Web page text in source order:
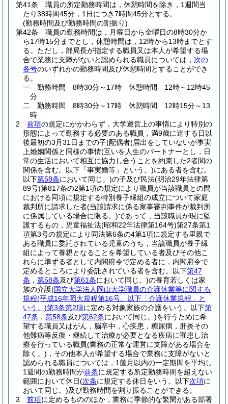
第41条
職員の所定勤務時間は，休憩時間を除き，1週間当
たり38時間45分，1日につき7時間45分とする。
(勤務時間及び勤務時間の割振り)
第42条
職員の勤務時間は，月曜日から金曜日の8時30分か
ら17時15分までとし，休憩時間は，12時から13時までとす
る。 ただし，部局長が指定する職員又は本人が希望する場
合で業務に支障がないと認められる職員については， 次の
各号のいずれかの勤務時間及び休憩時間とすることができ
る。
一
勤務時間 8時30分～17時 休憩時間 12時～12時45
分
二
勤務時間 8時30分～17時 休憩時間 12時15分～13
時
2
前項の規定にかかわらず，大学運営上の事情により特別の
形態によって勤務する必要のある職員，満9歳に達する日以
後最初の3月31日までの子(配偶者(届出をしていないが事実
上婚姻関係と同様の事情(互いを人生のパートナーとし，日
常の生活において相互に協力し合うことを約束した2者間の
関係を含む。以下「事実婚等」という。)にある者を含む。
以下第58条において同じ。)の子及び民法(明治29年法律第
89号)第817条の2第1項の規定により職員が当該職員との間
における同項に規定する特別養子縁組の成立について家庭
裁判所に請求した者(当該請求に係る家事審判事件が裁判所
に係属している場合に限る。)であって，当該職員が現に監
護するもの，児童福祉法(昭和22年法律第164号)第27条第1
項第3号の規定により同法第6条の4第1項に規定する里親で
ある職員に委託されている児童のうち，当該職員が養子縁
組によって養親となることを希望している者及びその他こ
れらに準ずる者として内閣府令で定める者に，内閣府令で
定めるところにより委託されている者を含む。以下第47
条 ， 第58条及び第61条において同じ。)の養育若しくは家
族の介護(国立大学法人岡山大学職員の介護休業等に関する
規程(平成16年岡大規程第16号。以下「介護休業規程」と
いう。)第3条第2項に定める対象家族の介護をいう。以下第
47条 ， 第58条及び第62条において同じ。)を行うために希
望する職員又はがん，脳卒中，心疾患，糖尿病，肝炎その
他難病等反復・継続して治療が必要となる疾病に罹患し治
療を行っている職員(業務の正常な運営に支障がある場合を
除く。) ，その他本人が希望する場合で業務に支障がないと
認められる職員については，1箇月以内の一定期間を平均し
1週間の勤務時間が前条に規定する所定勤務時間を超えない
範囲において休日(次条に規定する休日をいう。以下次項に
おいて同じ。)及び勤務時間を割り振ることができる。
3
前項に定めるもののほか，業務に季節的な繁閑がある部署